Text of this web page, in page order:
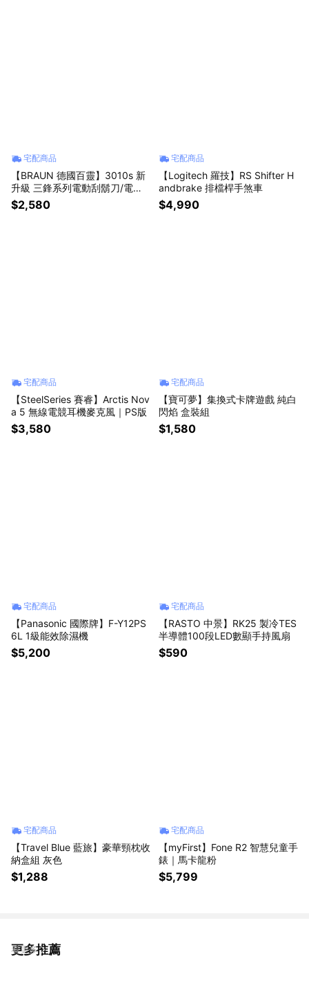
宅配商品
【BRAUN 德國百靈】3010s 新
升級 三鋒系列電動刮鬍刀/電鬍
刀
$2,580
宅配商品
【Logitech 羅技】RS Shifter H
andbrake 排檔桿手煞車
$4,990
宅配商品
【SteelSeries 賽睿】Arctis Nov
a 5 無線電競耳機麥克風｜PS版
$3,580
宅配商品
【寶可夢】集換式卡牌遊戲 純白
閃焰 盒裝組
$1,580
宅配商品
【Panasonic 國際牌】F-Y12PS
6L 1級能效除濕機
$5,200
宅配商品
【RASTO 中景】RK25 製冷TES
半導體100段LED數顯手持風扇
$590
宅配商品
【Travel Blue 藍旅】豪華頸枕收
納盒組 灰色
$1,288
宅配商品
【myFirst】Fone R2 智慧兒童手
錶｜馬卡龍粉
$5,799
更多推薦
看更多